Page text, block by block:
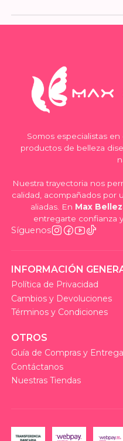
Somos especialistas
productos de belleza
Nuestra trayectoria nos
calidad, acompañados por
aliadas. En Max
entregarte confianza
Síguenos
INFORMACIÓN
Política de Privacidad
Cambios y Devoluciones
Términos y Condiciones
OTROS
Guía de Compras y
Contáctanos
Nuestras Tiendas